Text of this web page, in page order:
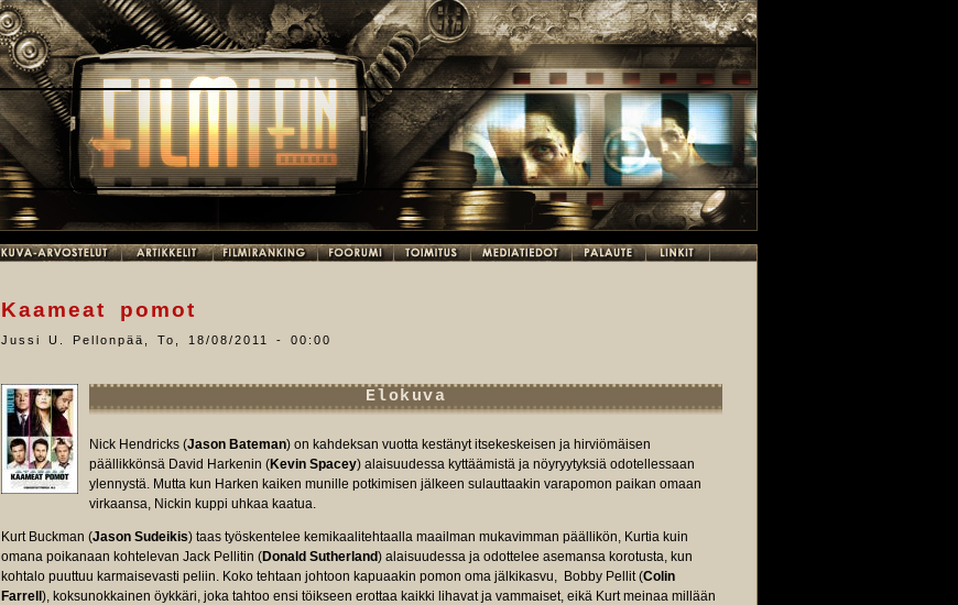
Kaameat pomot
Jussi U. Pellonpää To, 18/08/2011 - 00:00
Elokuva
Nick Hendricks (Jason Bateman) on kahdeksan vuotta kestänyt itsekeskeisen ja hirviömäisen
päällikkönsä David Harkenin (Kevin Spacey) alaisuudessa kyttäämistä ja nöyryytyksiä odotellessaan
ylennystä. Mutta kun Harken kaiken munille potkimisen jälkeen sulauttaakin varapomon paikan omaan
virkaansa, Nickin kuppi uhkaa kaatua.
Kurt Buckman (Jason Sudeikis) taas työskentelee kemikaalitehtaalla maailman mukavimman päällikön, Kurtia kuin
omana poikanaan kohtelevan Jack Pellitin (Donald Sutherland) alaisuudessa ja odottelee asemansa korotusta, kun
kohtalo puuttuu karmaisevasti peliin. Koko tehtaan johtoon kapuaakin pomon oma jälkikasvu, Bobby Pellit (Colin
Farrell ), koksunokkainen öykkäri, joka tahtoo ensi töikseen erottaa kaikki lihavat ja vammaiset, eikä Kurt meinaa millään